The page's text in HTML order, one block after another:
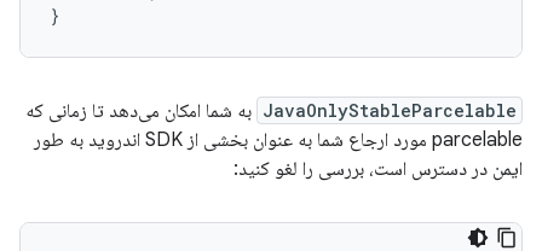
JavaOnlyStableParcelable به شما امکان می‌دهد تا زمانی که
parcelable مورد ارجاع شما به عنوان بخشی از SDK اندروید به طور
ایمن در دسترس است، بررسی را لغو کنید: